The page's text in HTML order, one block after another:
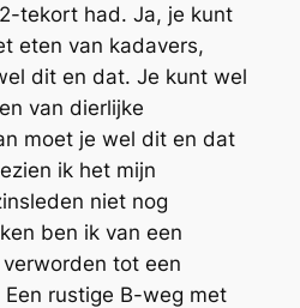
tekort had. Ja, je kunt
eten van kadavers,
dit en dat. Je kunt wel
van dierlijke
moet je wel dit en dat
ik het mijn
niet nog
ben ik van een
tot een
rustige B-weg met